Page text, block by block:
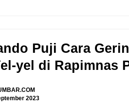
Puji Cara
yel di Rapimnas
2023